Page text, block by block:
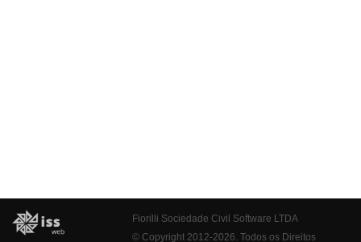
Fiorilli Sociedade Civil Software LTDA
© Copyright 2012-2026. Todos os Direitos